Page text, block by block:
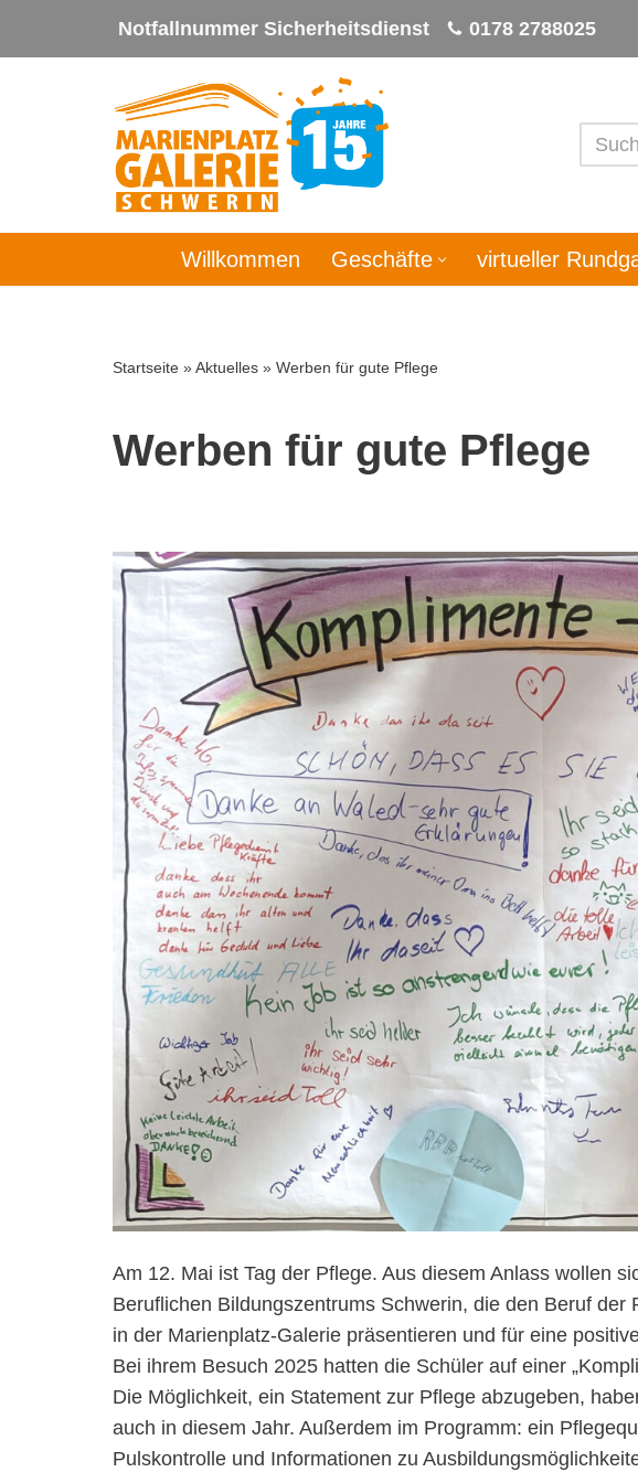
Zum
Notfallnummer Sicherheitsdienst 0178 2788025
Willkommen Geschäfte virtueller
Startseite »Aktuelles » Werben für gute Pflege
Werben für gute Pflege
Am 12. Mai ist Tag der Pflege. Aus diesem Anlass wollen
Beruflichen Bildungszentrums Schwerin, die den Beruf der
in der Marienplatz-Galerie präsentieren und für eine
Bei ihrem Besuch 2025 hatten die Schüler auf einer
Die Möglichkeit, ein Statement zur Pflege abzugeben,
auch in diesem Jahr. Außerdem im Programm: ein
Pulskontrolle und Informationen zu